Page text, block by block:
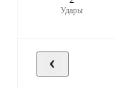
Удары